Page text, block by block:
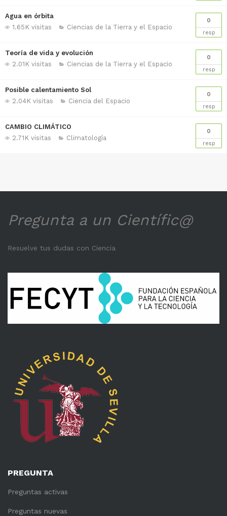
0
resp
Agua en órbita
1.65K visitas
Ciencias de la Tierra y el Espacio
0
resp
Teoría de vida y evolución
2.01K visitas
Ciencias de la Tierra y el Espacio
0
resp
Posible calentamiento Sol
2.04K visitas
Ciencia del Espacio
0
resp
CAMBIO CLIMÁTICO
2.71K visitas
Climatología
Pregunta a un Científic@
Resuelve tus dudas con Ciencia
PREGUNTA
Preguntas activas
Preguntas nuevas